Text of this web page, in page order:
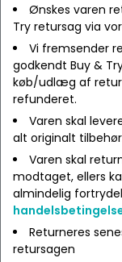
Ønskes varen
Try retursag via
Vi fremsender
godkendt Buy &
køb/udlæg af
refunderet.
Varen skal
alt originalt
Varen skal
modtaget, ellers
almindelig
Returneres
retursagen